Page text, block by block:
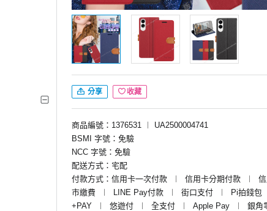
分享 收藏
商品編號：1376531 ︱
UA2500004741
BSMI 字號：免驗
NCC 字號：免驗
配送方式：宅配
付款方式：信用卡一次付款
︱ 信用卡分期付款 ︱
市繳費
︱ LINE Pay付款 ︱ 街口支付 ︱ Pi拍錢包
+PAY
︱ 悠遊付 ︱ 全支付 ︱ Apple Pay ︱ 銀角